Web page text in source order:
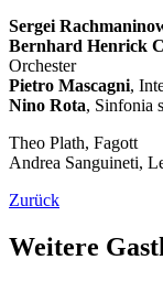
Sergei
Bernhard Henrick
Orchester
Pietro Mascagni,
Nino Rota, Sinfonia
Theo Plath, Fagott
Andrea Sanguineti,
Zurück
Weitere